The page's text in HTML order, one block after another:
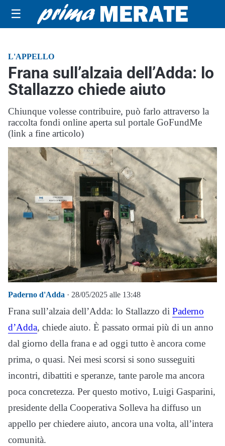
☰
L'APPELLO
Frana sull’alzaia dell’Adda: lo
Stallazzo chiede aiuto
Chiunque volesse contribuire, può farlo attraverso la
raccolta fondi online aperta sul portale GoFundMe
(link a fine articolo)
Paderno d'Adda · 28/05/2025 alle 13:48
Frana sull’alzaia dell’Adda: lo Stallazzo di Paderno
d’Adda, chiede aiuto. È passato ormai più di un anno
dal giorno della frana e ad oggi tutto è ancora come
prima, o quasi. Nei mesi scorsi si sono susseguiti
incontri, dibattiti e speranze, tante parole ma ancora
poca concretezza. Per questo motivo, Luigi Gasparini,
presidente della Cooperativa Solleva ha diffuso un
appello per chiedere aiuto, ancora una volta, all’intera
comunità.